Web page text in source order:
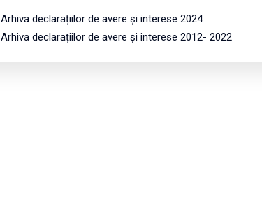
Arhiva declarațiilor de avere și interese 2024
Arhiva declarațiilor de avere și interese 2012- 2022